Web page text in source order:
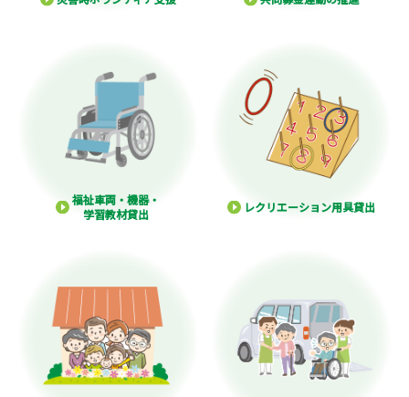
福祉車両・機器・
学習教材貸出
レクリエーション用具貸出